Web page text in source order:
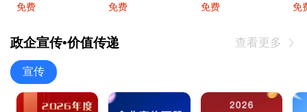
免费 免费 免费 免
政企宣传•价值传递 查看更多 
宣传